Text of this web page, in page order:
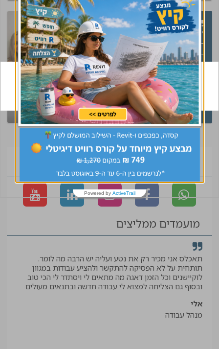
שלך מתחיל עכשיו!
"קיבלתי שירות מנטע
השירות היה מעולה עם
הרבה ידע וסבלנות
קיבלתי מענה בצורה
מדויקת ! אמליץ לחבריי
בענף בחום !!"
אביתרמפקח בינוי
נשמח לפגוש גם
אתכם!
הצטרפו לקהילה
מועמדים ממליצים
תאכלס אני מכיר רק את נטע ועליה יש הרבה מה לומר.
תותחית על לא הפסיקה להתקשר ולהציע עבודות במגוון
לוקיישנים וכל הזמן דאגה מה מתאים לי ויסתדר לי הכי טוב
ובסוף גם הצליחה למצוא לי עבודה חדשה ובתנאים מעולים
אלי
מנהל עבודה
Powered by ActiveTrail